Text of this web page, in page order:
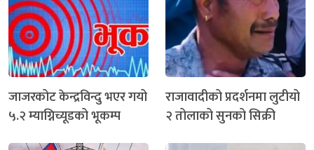
जाजरकोट केन्द्रविन्दु भएर गयो
५.२ म्याग्निच्यूडको भूकम्प
राजावादीको प्रदर्शनमा लुटीयो
२ तोलाको सुनको सिक्री